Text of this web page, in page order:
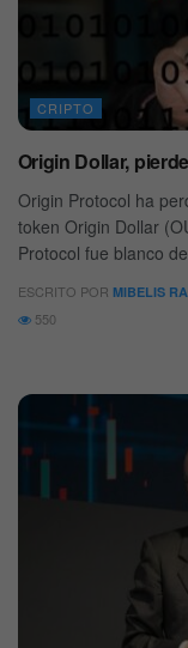
CRIPTO
Origin Dollar,
Origin Protocol ha
token Origin Dollar
Protocol fue blanco
ESCRITO POR MIBELIS
550